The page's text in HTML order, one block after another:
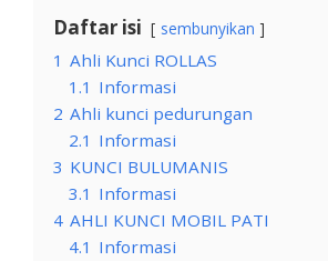
Daftar isi sembunyikan
1 Ahli Kunci ROLLAS
1.1 Informasi
2 Ahli kunci pedurungan
2.1 Informasi
3 KUNCI BULUMANIS
3.1 Informasi
4 AHLI KUNCI MOBIL PATI
4.1 Informasi